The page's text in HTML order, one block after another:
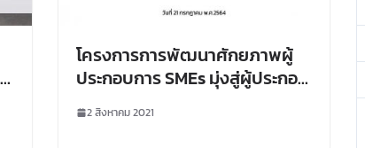
โครงการการพัฒนาศักยภาพผู้
ประกอบการ SMEs มุ่งสู่ผู้ประกอบ
2 สิงหาคม 2021